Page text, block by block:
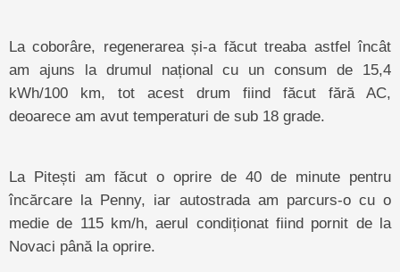
La coborâre, regenerarea și-a făcut treaba astfel încât
am ajuns la drumul național cu un consum de 15,4
kWh/100 km, tot acest drum fiind făcut fără AC,
deoarece am avut temperaturi de sub 18 grade.
La Pitești am făcut o oprire de 40 de minute pentru
încărcare la Penny, iar autostrada am parcurs-o cu o
medie de 115 km/h, aerul condiționat fiind pornit de la
Novaci până la oprire.